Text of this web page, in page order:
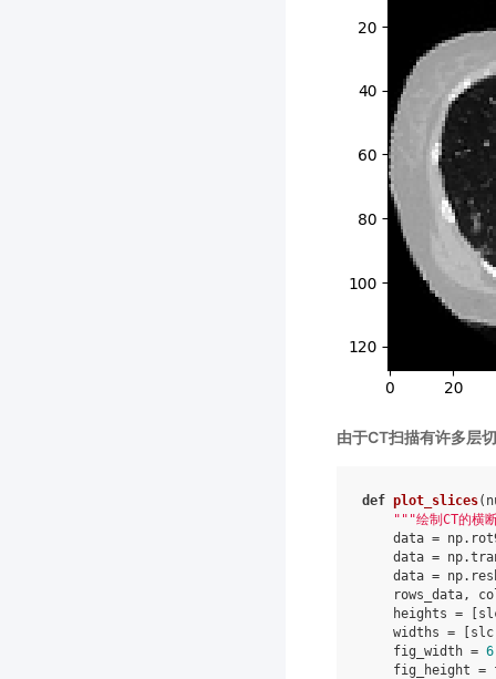
由于CT扫描有许多层
def plot_slices(
"""绘制CT的横
data = np.
data = np.
data = np.
rows_data,
heights =
widths = slc
fig_width =
fig_height =